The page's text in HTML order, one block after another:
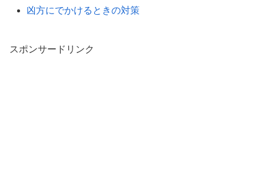
凶方にでかけるときの対策
スポンサードリンク